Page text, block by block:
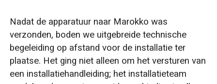
Nadat de apparatuur naar Marokko was
verzonden, boden we uitgebreide technische
begeleiding op afstand voor de installatie ter
plaatse. Het ging niet alleen om het versturen van
een installatiehandleiding; het installatieteam